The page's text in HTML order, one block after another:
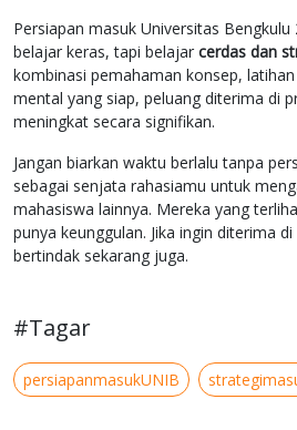
Persiapan masuk Universitas
belajar keras, tapi belajar cerdas dan
kombinasi pemahaman konsep,
mental yang siap, peluang diterima di
meningkat secara signifikan.
Jangan biarkan waktu berlalu tanpa
sebagai senjata rahasiamu untuk
mahasiswa lainnya. Mereka yang
punya keunggulan. Jika ingin diterima
bertindak sekarang juga.
#Tagar
persiapanmasukUNIB